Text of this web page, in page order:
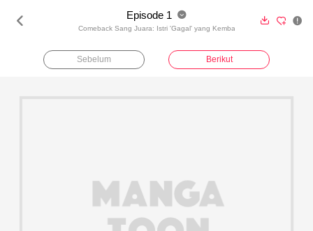
 Episode 1 
Comeback Sang Juara: Istri 'Gagal' yang Kembali Bersinar
  
Sebelum Berikut